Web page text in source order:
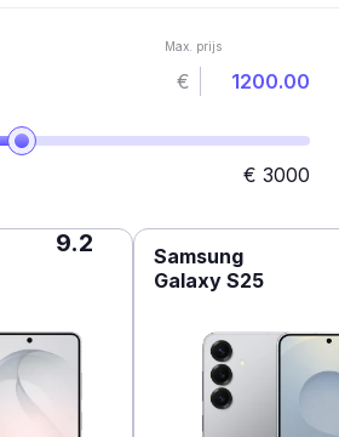
Max. prijs
€
€ 3000
9.2
Samsung
Galaxy S25